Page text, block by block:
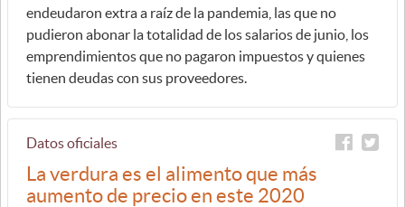
endeudaron extra a raíz de la pandemia, las que no
pudieron abonar la totalidad de los salarios de junio, los
emprendimientos que no pagaron impuestos y quienes
tienen deudas con sus proveedores.
Datos oficiales
La verdura es el alimento que más
aumento de precio en este 2020